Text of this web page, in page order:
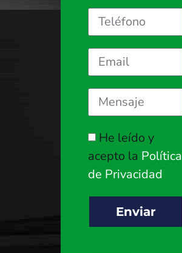
He leído y
acepto la Política
de Privacidad
Enviar